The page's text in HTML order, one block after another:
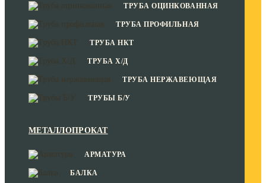
ТРУБА ОЦИНКОВАННАЯ
ТРУБА ПРОФИЛЬНАЯ
ТРУБА НКТ
ТРУБА Х/Д
ТРУБА НЕРЖАВЕЮЩАЯ
ТРУБЫ Б/У
МЕТАЛЛОПРОКАТ
АРМАТУРА
БАЛКА